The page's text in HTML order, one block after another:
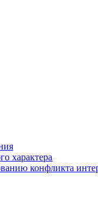
характера
конфликта